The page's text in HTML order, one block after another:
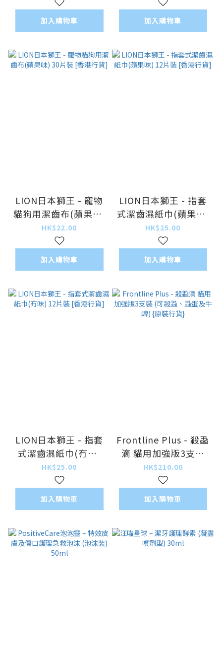
加入購物車 加入購物車
LION日本獅王 - 寵物
貓狗用潔齒布(蘋果味)
30片裝 [香港行貨]
HK$22.00
加入購物車
LION日本獅王 - 指套
式潔齒濕紙巾(蘋果味)
12片裝 [香港行貨]
HK$25.00
加入購物車
LION日本獅王 - 指套
式潔齒濕紙巾(冇味)
12片裝 [香港行貨]
HK$25.00
加入購物車
Frontline Plus - 殺蝨
滴 貓用加強版3支裝
(可殺蝨、蝨蛋及牛蜱)
{原裝行貨}
HK$210.00
加入購物車